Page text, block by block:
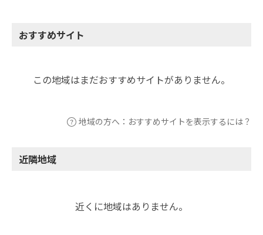
おすすめサイト
この地域はまだおすすめサイトがありません。
地域の方へ：おすすめサイトを表示するには？
近隣地域
近くに地域はありません。